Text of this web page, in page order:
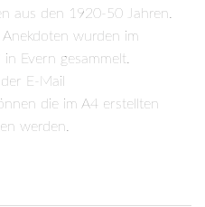
aus den 1920-50 Jahren.
wurden im
in Evern gesammelt.
E-Mail
die im A4 erstellten
werden.